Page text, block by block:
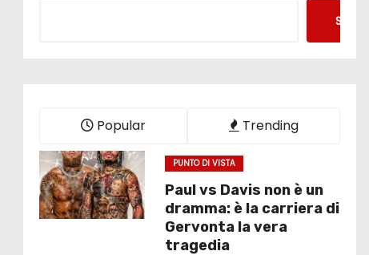
Popular Trending
PUNTO DI VISTA
Paul vs Davis non è un
dramma: è la carriera di
Gervonta la vera
tragedia